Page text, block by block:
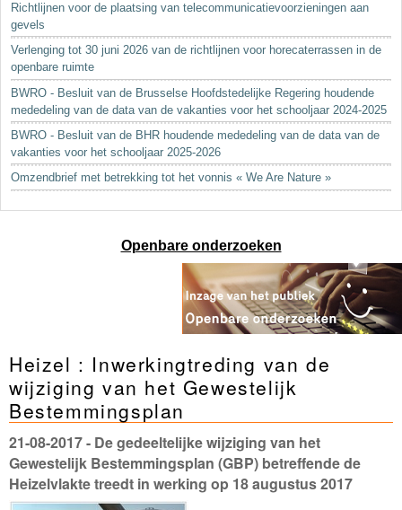
Richtlijnen voor de plaatsing van telecommunicatievoorzieningen aan
gevels
Verlenging tot 30 juni 2026 van de richtlijnen voor horecaterrassen in de
openbare ruimte
BWRO - Besluit van de Brusselse Hoofdstedelijke Regering houdende
mededeling van de data van de vakanties voor het schooljaar 2024-2025
BWRO - Besluit van de BHR houdende mededeling van de data van de
vakanties voor het schooljaar 2025-2026
Omzendbrief met betrekking tot het vonnis « We Are Nature »
Openbare onderzoeken
Heizel : Inwerkingtreding van de
wijziging van het Gewestelijk
Bestemmingsplan
21-08-2017- De gedeeltelijke wijziging van het
Gewestelijk Bestemmingsplan (GBP) betreffende de
Heizelvlakte treedt in werking op 18 augustus 2017